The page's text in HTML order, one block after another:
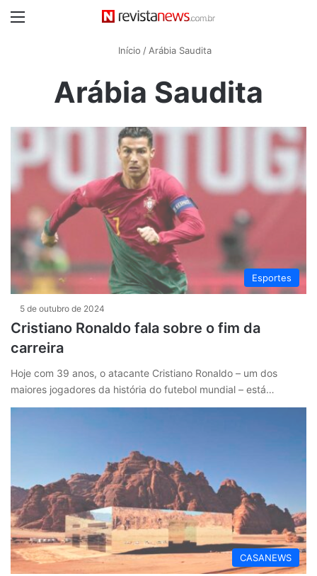
Início / Arábia Saudita
Arábia Saudita
Esportes
5 de outubro de 2024
Cristiano Ronaldo fala sobre o fim da
carreira
Hoje com 39 anos, o atacante Cristiano Ronaldo – um dos
maiores jogadores da história do futebol mundial – está…
CASANEWS